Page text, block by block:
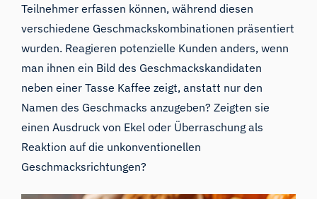
Teilnehmer erfassen können, während diesen
verschiedene Geschmackskombinationen präsentiert
wurden. Reagieren potenzielle Kunden anders, wenn
man ihnen ein Bild des Geschmackskandidaten
neben einer Tasse Kaffee zeigt, anstatt nur den
Namen des Geschmacks anzugeben? Zeigten sie
einen Ausdruck von Ekel oder Überraschung als
Reaktion auf die unkonventionellen
Geschmacksrichtungen?